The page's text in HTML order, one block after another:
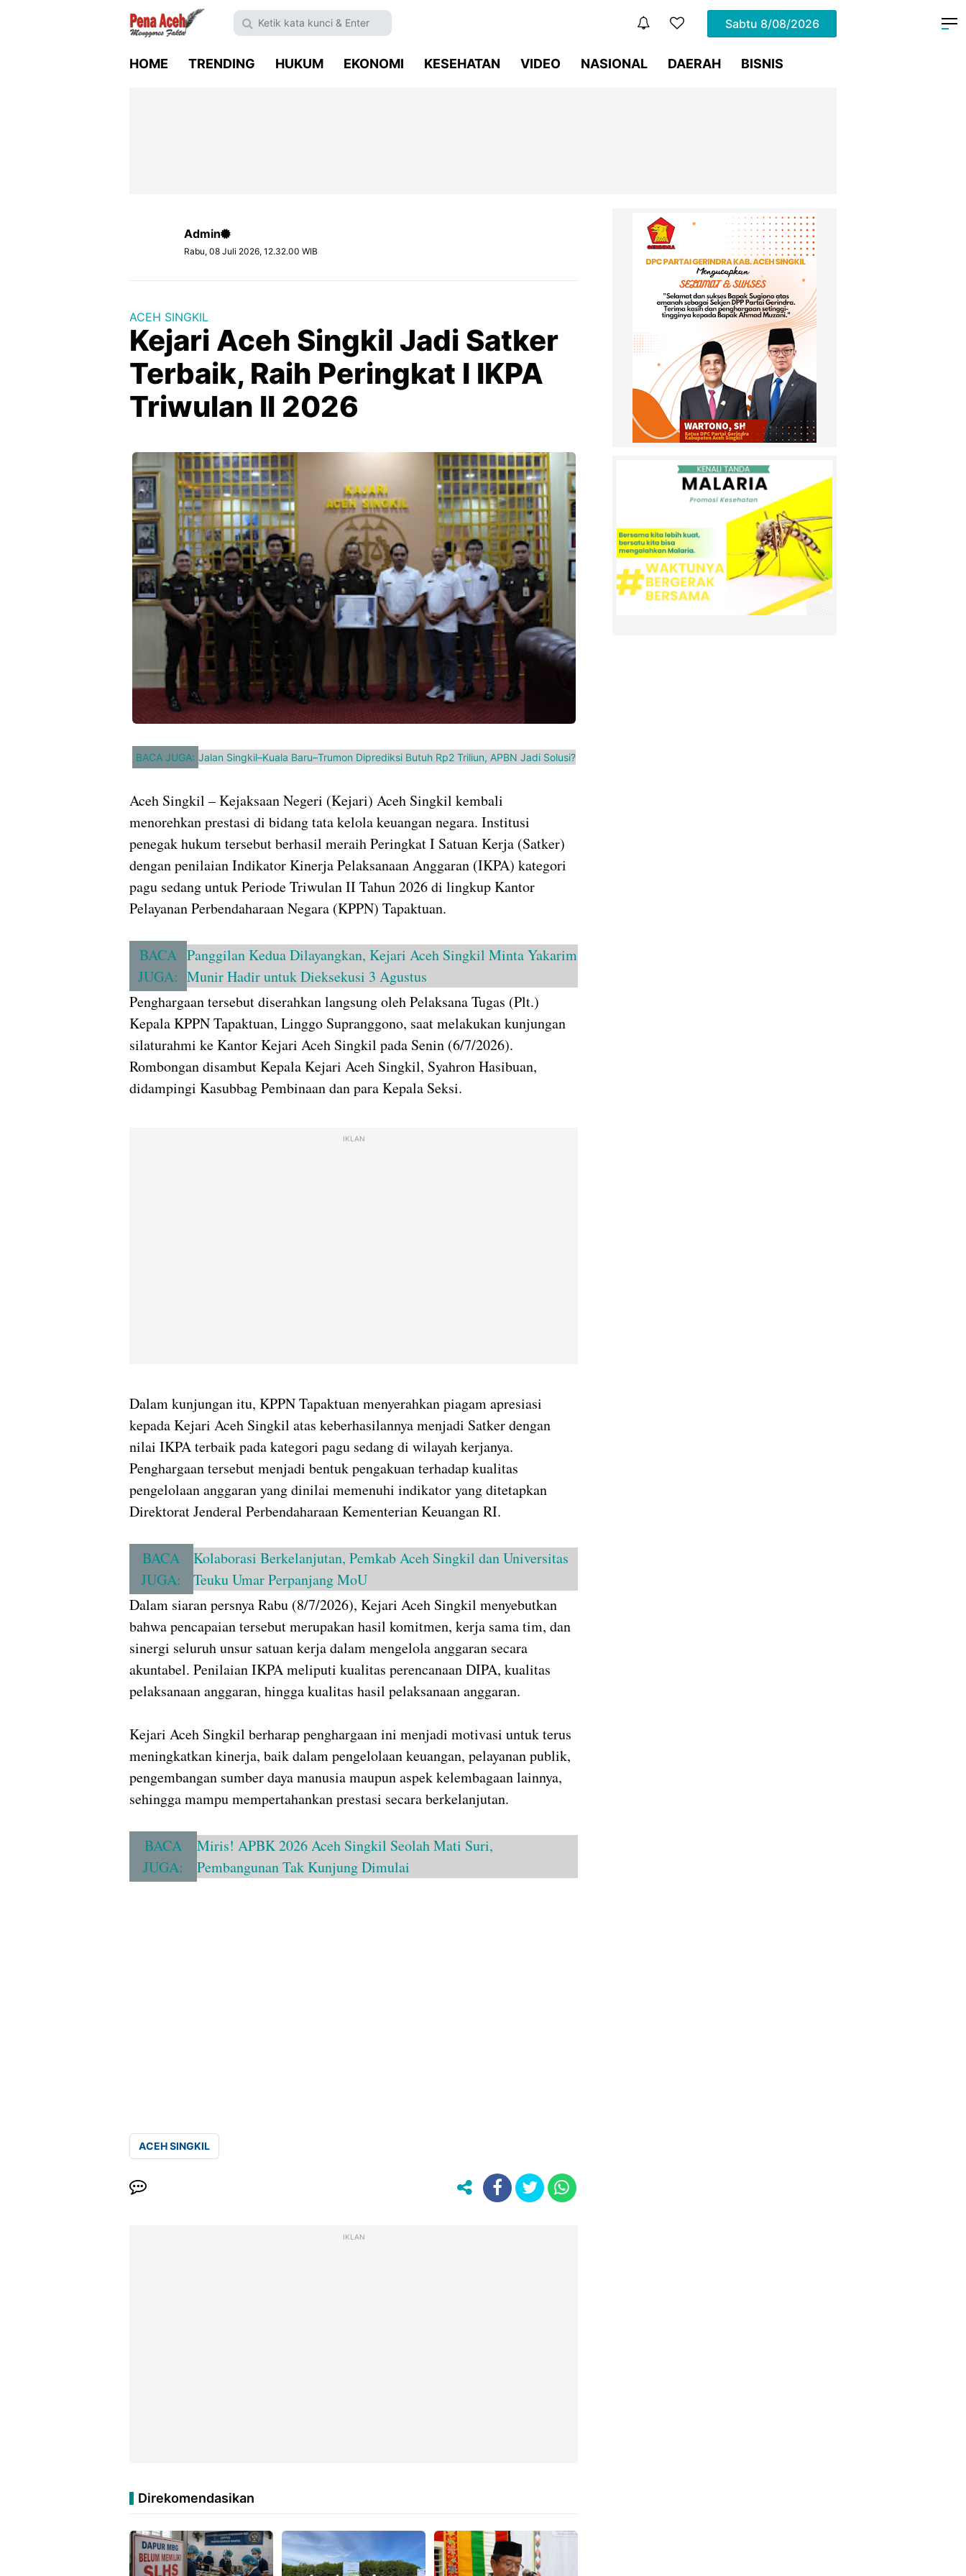
Sabtu 8/08/2026
HOME TRENDING HUKUM EKONOMI KESEHATAN VIDEO NASIONAL DAERAH BISNIS
Admin
Rabu, 08 Juli 2026, 12.32.00 WIB
ACEH SINGKIL
Kejari Aceh Singkil Jadi Satker
Terbaik, Raih Peringkat I IKPA
Triwulan II 2026
BACA JUGA: Jalan Singkil–Kuala Baru–Trumon Diprediksi Butuh Rp2 Triliun, APBN Jadi Solusi?
Aceh Singkil – Kejaksaan Negeri (Kejari) Aceh Singkil kembali
menorehkan prestasi di bidang tata kelola keuangan negara. Institusi
penegak hukum tersebut berhasil meraih Peringkat I Satuan Kerja (Satker)
dengan penilaian Indikator Kinerja Pelaksanaan Anggaran (IKPA) kategori
pagu sedang untuk Periode Triwulan II Tahun 2026 di lingkup Kantor
Pelayanan Perbendaharaan Negara (KPPN) Tapaktuan.
BACA
JUGA:
Panggilan Kedua Dilayangkan, Kejari Aceh Singkil Minta Yakarim
Munir Hadir untuk Dieksekusi 3 Agustus
Penghargaan tersebut diserahkan langsung oleh Pelaksana Tugas (Plt.)
Kepala KPPN Tapaktuan, Linggo Supranggono, saat melakukan kunjungan
silaturahmi ke Kantor Kejari Aceh Singkil pada Senin (6/7/2026).
Rombongan disambut Kepala Kejari Aceh Singkil, Syahron Hasibuan,
didampingi Kasubbag Pembinaan dan para Kepala Seksi.
IKLAN
Dalam kunjungan itu, KPPN Tapaktuan menyerahkan piagam apresiasi
kepada Kejari Aceh Singkil atas keberhasilannya menjadi Satker dengan
nilai IKPA terbaik pada kategori pagu sedang di wilayah kerjanya.
Penghargaan tersebut menjadi bentuk pengakuan terhadap kualitas
pengelolaan anggaran yang dinilai memenuhi indikator yang ditetapkan
Direktorat Jenderal Perbendaharaan Kementerian Keuangan RI.
BACA
JUGA:
Kolaborasi Berkelanjutan, Pemkab Aceh Singkil dan Universitas
Teuku Umar Perpanjang MoU
Dalam siaran persnya Rabu (8/7/2026), Kejari Aceh Singkil menyebutkan
bahwa pencapaian tersebut merupakan hasil komitmen, kerja sama tim, dan
sinergi seluruh unsur satuan kerja dalam mengelola anggaran secara
akuntabel. Penilaian IKPA meliputi kualitas perencanaan DIPA, kualitas
pelaksanaan anggaran, hingga kualitas hasil pelaksanaan anggaran.
Kejari Aceh Singkil berharap penghargaan ini menjadi motivasi untuk terus
meningkatkan kinerja, baik dalam pengelolaan keuangan, pelayanan publik,
pengembangan sumber daya manusia maupun aspek kelembagaan lainnya,
sehingga mampu mempertahankan prestasi secara berkelanjutan.
BACA
JUGA:
Miris! APBK 2026 Aceh Singkil Seolah Mati Suri,
Pembangunan Tak Kunjung Dimulai
ACEH SINGKIL
IKLAN
Direkomendasikan